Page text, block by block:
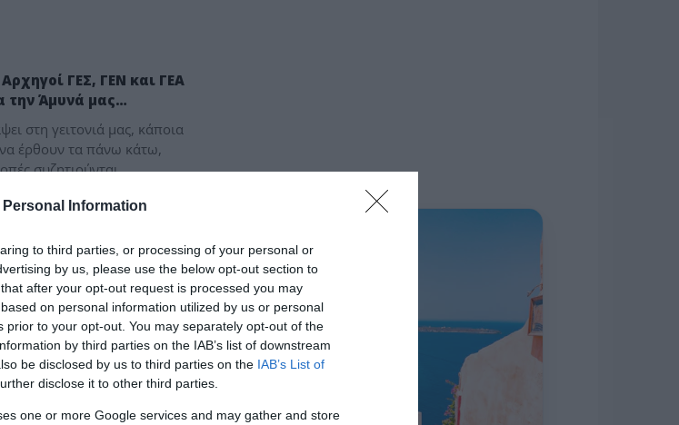
Information
to third parties, or processing of your personal or
by us, please use the below opt-out section to
after your opt-out request is processed you may
on personal information utilized by us or personal
prior to your opt-out. You may separately opt-out of the
by third parties on the IAB’s list of downstream
be disclosed by us to third parties on the IAB’s List of
disclose it to other third parties.
one or more Google services and may gather and store
ΓΕΣ, ΓΕΝ και ΓΕΑ
την Άμυνά μας…
στη γειτονιά μας, κάποια
έρθουν τα πάνω κάτω,
συζητιούνται...